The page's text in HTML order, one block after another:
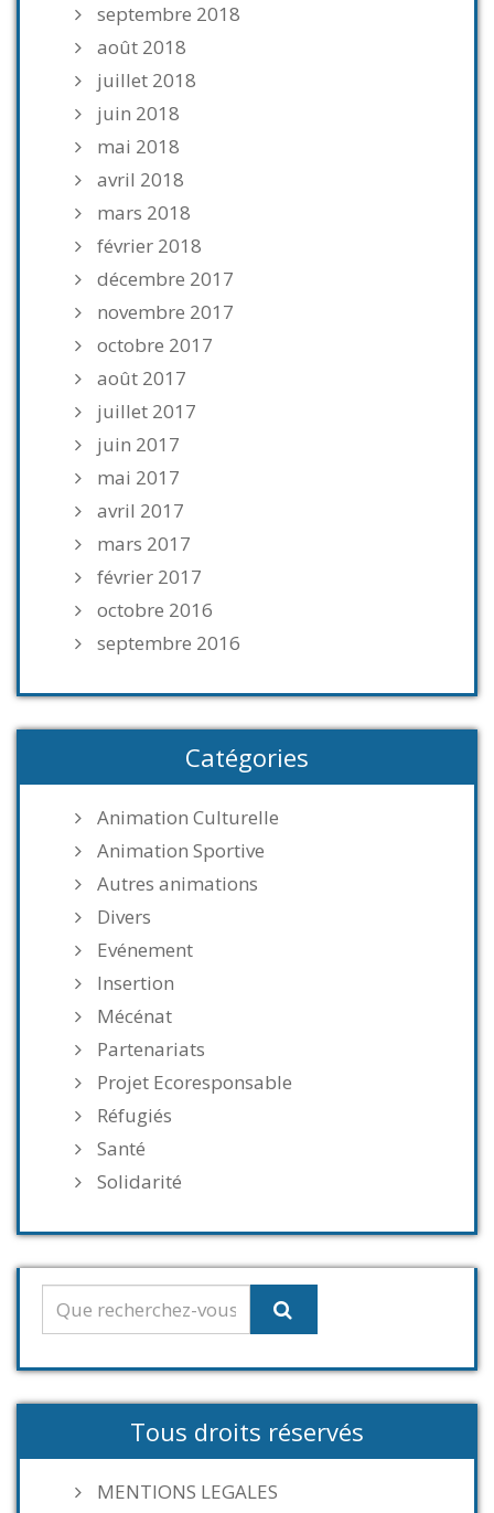
septembre 2018
août 2018
juillet 2018
juin 2018
mai 2018
avril 2018
mars 2018
février 2018
décembre 2017
novembre 2017
octobre 2017
août 2017
juillet 2017
juin 2017
mai 2017
avril 2017
mars 2017
février 2017
octobre 2016
septembre 2016
Catégories
Animation Culturelle
Animation Sportive
Autres animations
Divers
Evénement
Insertion
Mécénat
Partenariats
Projet Ecoresponsable
Réfugiés
Santé
Solidarité
Tous droits réservés
MENTIONS LEGALES